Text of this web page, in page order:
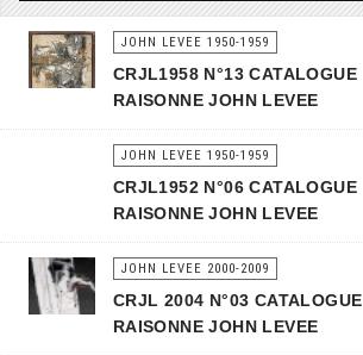
JOHN LEVEE 1950-1959
CRJL1958 N°13 CATALOGUE
RAISONNE JOHN LEVEE
JOHN LEVEE 1950-1959
CRJL1952 N°06 CATALOGUE
RAISONNE JOHN LEVEE
JOHN LEVEE 2000-2009
CRJL 2004 N°03 CATALOGUE
RAISONNE JOHN LEVEE